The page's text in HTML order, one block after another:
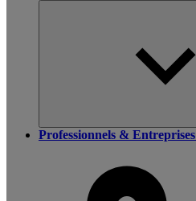
Professionnels & Entreprises